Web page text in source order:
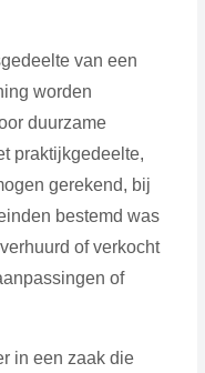
van een
worden
duurzame
praktijkgedeelte,
gerekend, bij
bestemd was
of verkocht
of
in een zaak die